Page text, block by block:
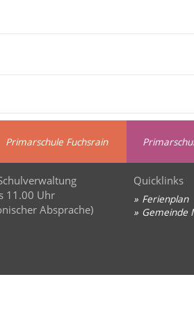
Primarschule Fuchsrain
11.00 Uhr
Absprache)
Quicklinks
Ferienplan
Gemeinde